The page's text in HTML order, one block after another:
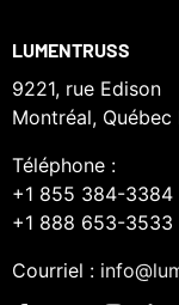
LUMENTRUSS
9221, rue Edison
Montréal, Québec
Téléphone :
+1 855 384-3384
+1 888 653-3533
Courriel :